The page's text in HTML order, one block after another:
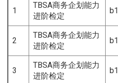
1
TBSA商务企划能力
进阶检定
2
TBSA商务企划能力
进阶检定
3
TBSA商务企划能力
进阶检定